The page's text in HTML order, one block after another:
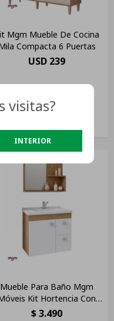
Mgm Mueble De Cocina
Compacta 6 Puertas
USD 239
Mueble Para Baño Mgm
Kit Hortencia Con
Bacha Color Blanco Y
$3.490
visitas?
INTERIOR